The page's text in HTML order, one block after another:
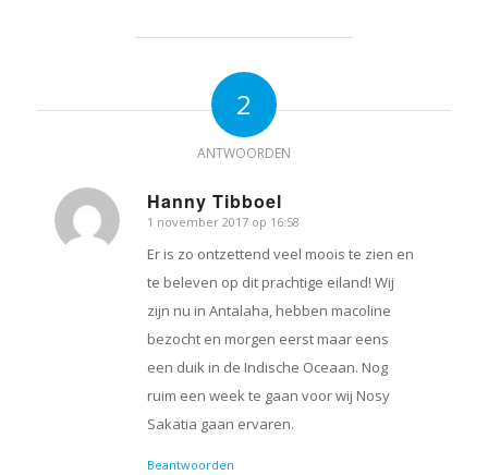
2
ANTWOORDEN
Hanny Tibboel
zegt:
1 november 2017 op 16:58
Er is zo ontzettend veel moois te zien en
te beleven op dit prachtige eiland! Wij
zijn nu in Antalaha, hebben macoline
bezocht en morgen eerst maar eens
een duik in de Indische Oceaan. Nog
ruim een week te gaan voor wij Nosy
Sakatia gaan ervaren.
Beantwoorden